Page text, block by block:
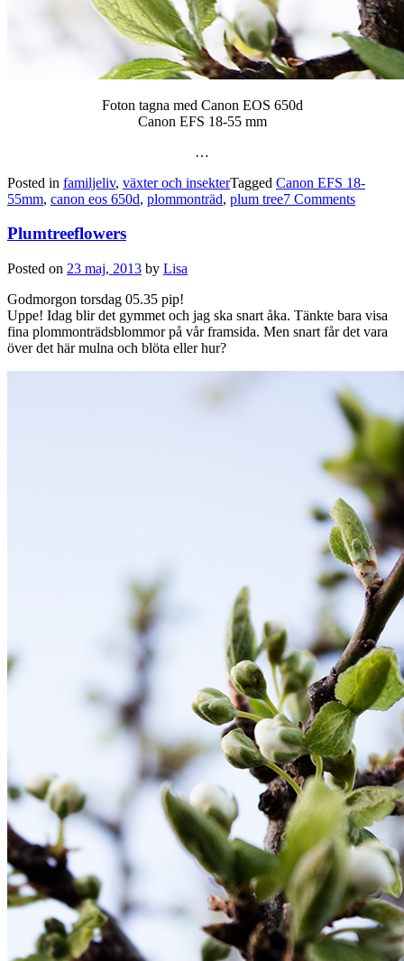
Foton tagna med Canon EOS 650d
Canon EFS 18-55 mm
…
Posted in familjeliv, växter och insekterTagged Canon EFS 18-
55mm, canon eos 650d, plommonträd, plum tree7 Comments
Plumtreeflowers
Posted on 23 maj, 2013 by Lisa
Godmorgon torsdag 05.35 pip!
Uppe! Idag blir det gymmet och jag ska snart åka. Tänkte bara visa
fina plommonträdsblommor på vår framsida. Men snart får det vara
över det här mulna och blöta eller hur?